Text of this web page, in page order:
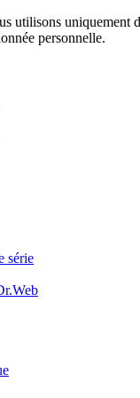
utilisons uniquement
personnelle.
série